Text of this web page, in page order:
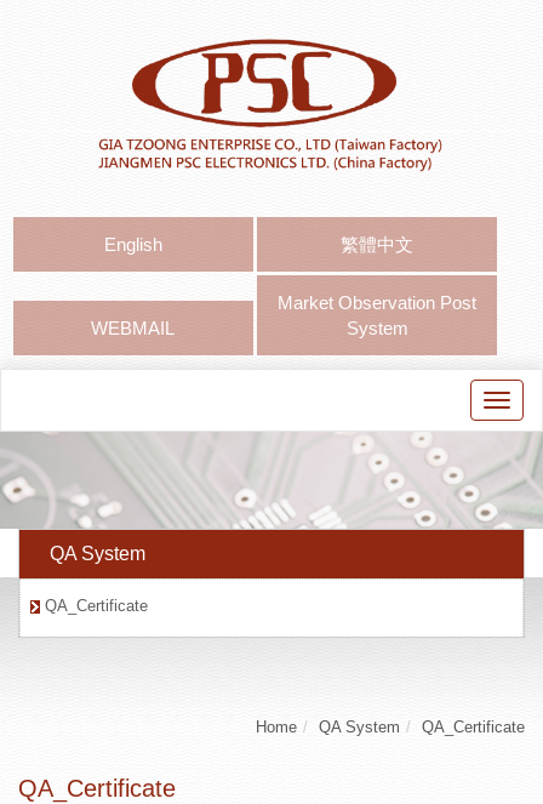
English 繁體中文
WEBMAIL
Market Observation Post
System
QA System
QA_Certificate
Home QA System QA_Certificate
QA_Certificate